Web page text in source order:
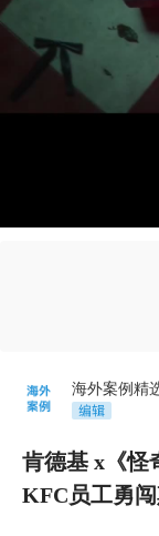
海外案例精
肯德基 x《怪
KFC员工勇闯